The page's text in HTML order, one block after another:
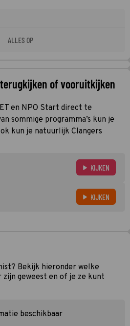
ALLES OP
of vooruitkijken
en NPO Start direct te
sommige programma’s kun je
kun je natuurlijk Clangers
KIJKEN
KIJKEN
Bekijk hieronder welke
geweest en of je ze kunt
beschikbaar